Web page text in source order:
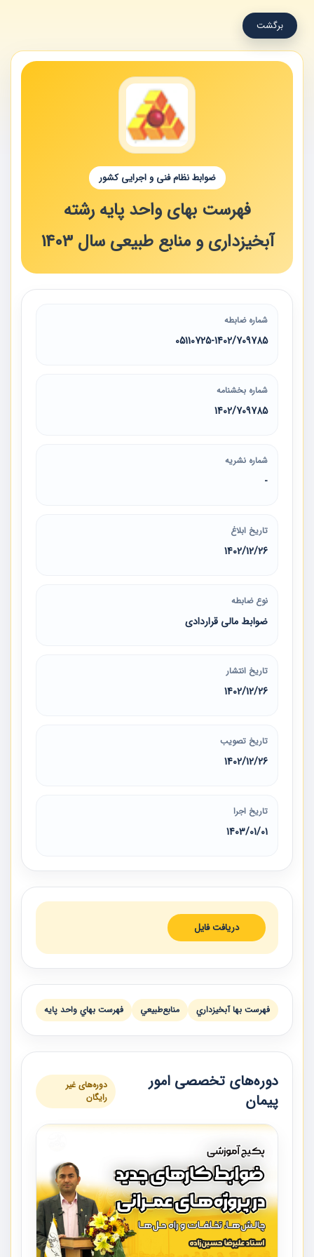
برگشت
ضوابط نظام فنی و اجرایی کشور
فهرست ‌بهای واحد پایه رشته
آبخیزداری و منابع طبیعی سال 1403
شماره ضابطه
05110725-1402/709785
شماره بخشنامه
1402/709785
شماره نشریه
-
تاریخ ابلاغ
1402/12/26
نوع ضابطه
ضوابط مالی قراردادی
تاریخ انتشار
1402/12/26
تاریخ تصویب
1402/12/26
تاریخ اجرا
1403/01/01
دریافت فایل
فهرست بها آبخيزداري منابع‌طبيعي فهرست بهاي واحد پايه
دوره‌های تخصصی امور
پیمان
دوره‌های غیر
رایگان